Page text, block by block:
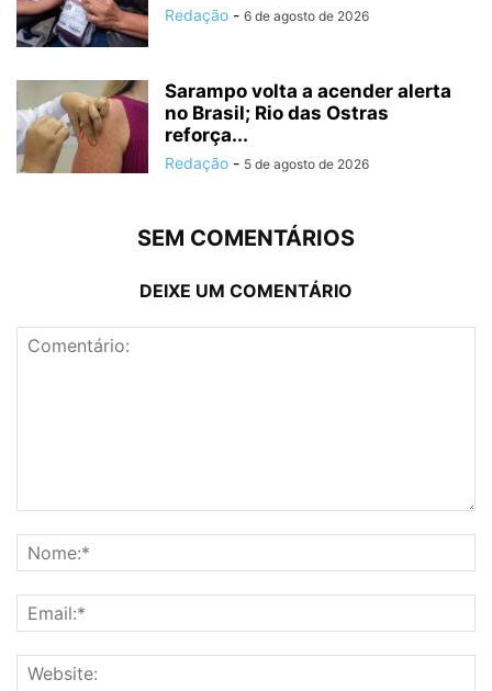
Redação - 6 de agosto de 2026
Sarampo volta a acender alerta
no Brasil; Rio das Ostras
reforça...
Redação - 5 de agosto de 2026
SEM COMENTÁRIOS
DEIXE UM COMENTÁRIO